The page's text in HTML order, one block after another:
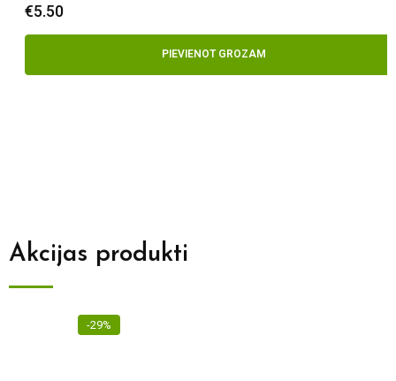
5.50
PIEVIENOT GROZAM
Akcijas produkti